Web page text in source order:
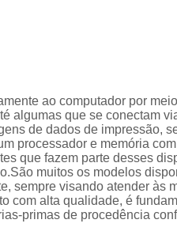
ao computador por
algumas que se conectam
de dados de impressão,
processador e memória
que fazem parte desses
muitos os modelos
sempre visando atender às
com alta qualidade, é
primas de procedência